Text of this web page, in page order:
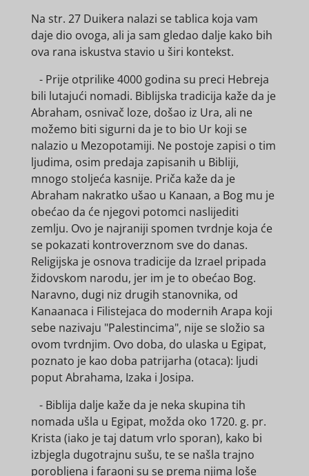
Na str. 27 Duikera nalazi se tablica koja vam
daje dio ovoga, ali ja sam gledao dalje kako bih
ova rana iskustva stavio u širi kontekst.
- Prije otprilike 4000 godina su preci Hebreja
bili lutajući nomadi. Biblijska tradicija kaže da je
Abraham, osnivač loze, došao iz Ura, ali ne
možemo biti sigurni da je to bio Ur koji se
nalazio u Mezopotamiji. Ne postoje zapisi o tim
ljudima, osim predaja zapisanih u Bibliji,
mnogo stoljeća kasnije. Priča kaže da je
Abraham nakratko ušao u Kanaan, a Bog mu je
obećao da će njegovi potomci naslijediti
zemlju. Ovo je najraniji spomen tvrdnje koja će
se pokazati kontroverznom sve do danas.
Religijska je osnova tradicije da Izrael pripada
židovskom narodu, jer im je to obećao Bog.
Naravno, dugi niz drugih stanovnika, od
Kanaanaca i Filistejaca do modernih Arapa koji
sebe nazivaju "Palestincima", nije se složio sa
ovom tvrdnjim. Ovo doba, do ulaska u Egipat,
poznato je kao doba patrijarha (otaca): ljudi
poput Abrahama, Izaka i Josipa.
- Biblija dalje kaže da je neka skupina tih
nomada ušla u Egipat, možda oko 1720. g. pr.
Krista (iako je taj datum vrlo sporan), kako bi
izbjegla dugotrajnu sušu, te se našla trajno
porobljena i faraoni su se prema njima loše